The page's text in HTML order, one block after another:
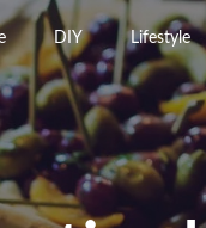
DIY Lifestyle